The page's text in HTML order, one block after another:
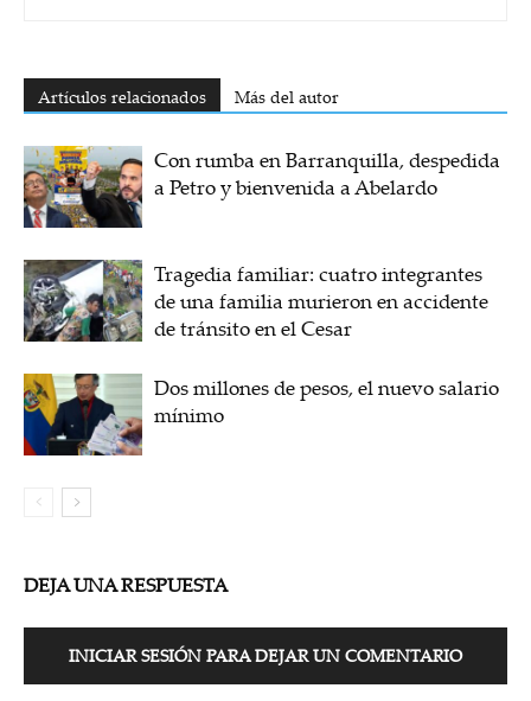
Artículos relacionados Más del autor
Con rumba en Barranquilla, despedida
a Petro y bienvenida a Abelardo
Tragedia familiar: cuatro integrantes
de una familia murieron en accidente
de tránsito en el Cesar
Dos millones de pesos, el nuevo salario
mínimo
DEJA UNA RESPUESTA
INICIAR SESIÓN PARA DEJAR UN COMENTARIO